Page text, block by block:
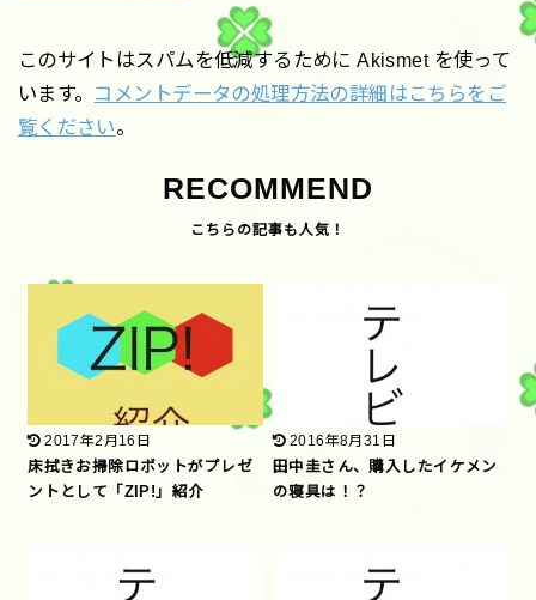
このサイトはスパムを低減するために Akismet を使って
います。 コメントデータの処理方法の詳細はこちらをご
覧ください。
RECOMMEND
2017年2月16日
床拭きお掃除ロボットがプレゼ
ントとして「ZIP!」紹介
2016年8月31日
田中圭さん、購入したイケメン
の寝具は！？